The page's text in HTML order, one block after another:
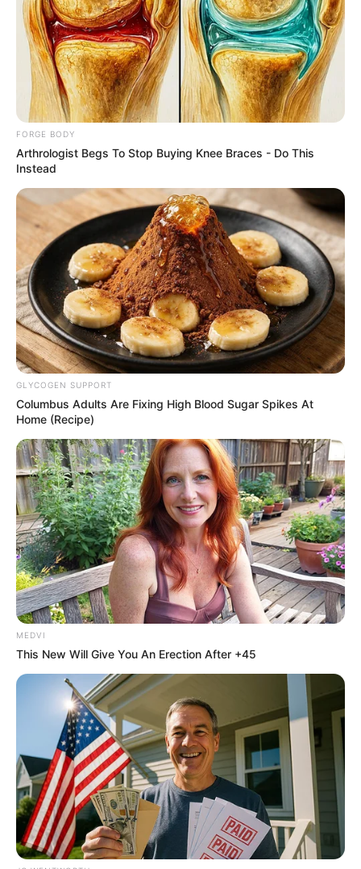
Shocking Turn Of Event: Actors Who Pursued
Controversial Careers
BRAINBERRIES
Once Criticized For Her Figure, Now She's Turning
Heads
BRAINBERRIES
Watch The Most Jaw‑Dropping Figure Skating
Moments
BRAINBERRIES
FORGE BODY
Arthrologist Begs To Stop Buying Knee Braces - Do This
Instead
GLYCOGEN SUPPORT
Columbus Adults Are Fixing High Blood Sugar Spikes At
Home (Recipe)
MEDVI
This New Will Give You An Erection After +45